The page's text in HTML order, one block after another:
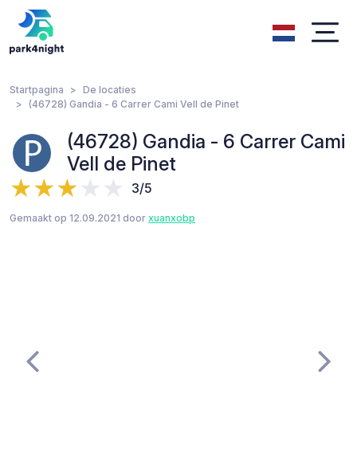
Startpagina
De locaties
(46728) Gandia - 6 Carrer Cami Vell de Pinet
(46728) Gandia - 6 Carrer Cami
Vell de Pinet
3/5
Gemaakt op 12.09.2021 door xuanxobp